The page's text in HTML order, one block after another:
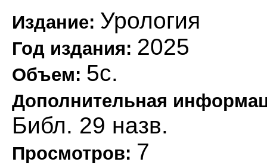
Издание: Урология
Год издания: 2025
Объем: 5с.
Дополнительная
Библ. 29 назв.
Просмотров: 7